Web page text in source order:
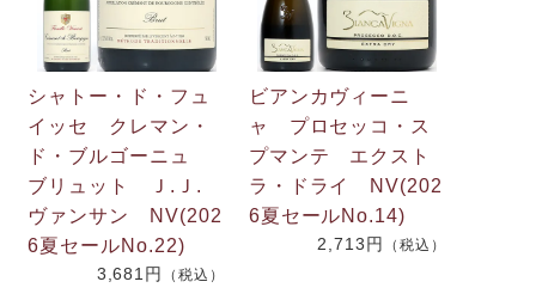
シャトー・ド・フュ
イッセ クレマン・
ド・ブルゴーニュ
ブリュット Ｊ.Ｊ.
ヴァンサン NV(202
6夏セールNo.22)
3,681円 （税込）
ビアンカヴィーニ
ャ プロセッコ・ス
プマンテ エクスト
ラ・ドライ NV(202
6夏セールNo.14)
2,713円 （税込）